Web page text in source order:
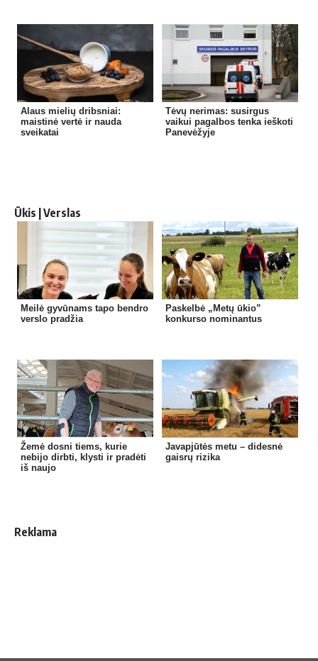
Alaus mielių dribsniai:
maistinė vertė ir nauda
sveikatai
Tėvų nerimas: susirgus
vaikui pagalbos tenka ieškoti
Panevėžyje
Ūkis | Verslas
Meilė gyvūnams tapo bendro
verslo pradžia
Paskelbė „Metų ūkio”
konkurso nominantus
Žemė dosni tiems, kurie
nebijo dirbti, klysti ir pradėti
iš naujo
Javapjūtės metu – didesnė
gaisrų rizika
Reklama